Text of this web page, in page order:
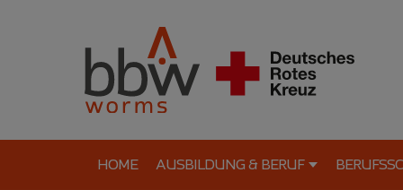
HOME AUSBILDUNG & BERUF